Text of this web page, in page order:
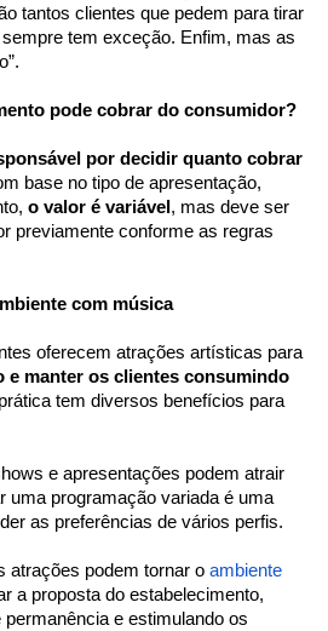
tantos clientes que pedem para tirar
tem exceção. Enfim, mas as
pode cobrar do consumidor?
por decidir quanto cobrar
base no tipo de apresentação,
o valor é variável, mas deve ser
previamente conforme as regras
com música
oferecem atrações artísticas para
e manter os clientes consumindo
tem diversos benefícios para
e apresentações podem atrair
uma programação variada é uma
as preferências de vários perfis.
atrações podem tornar o ambiente
a proposta do estabelecimento,
e estimulando os